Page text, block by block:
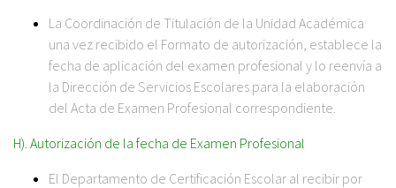
La Coordinación de Titulación de la Unidad Académica
una vez recibido el Formato de autorización, establece la
fecha de aplicación del examen profesional y lo reenvía a
la Dirección de Servicios Escolares para la elaboración
del Acta de Examen Profesional correspondiente.
H). Autorización de la fecha de Examen Profesional
El Departamento de Certificación Escolar al recibir por